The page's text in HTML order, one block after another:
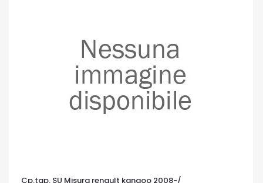
Cp.tap. SU Misura renault kangoo 2008-/